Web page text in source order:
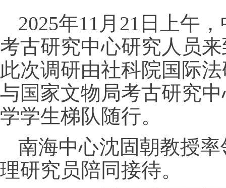
2025年11月21日上午
考古研究中心研究人员
此次调研由社科院国际
与国家文物局考古研究
学学生梯队随行。
南海中心沈固朝教授
理研究员陪同接待。